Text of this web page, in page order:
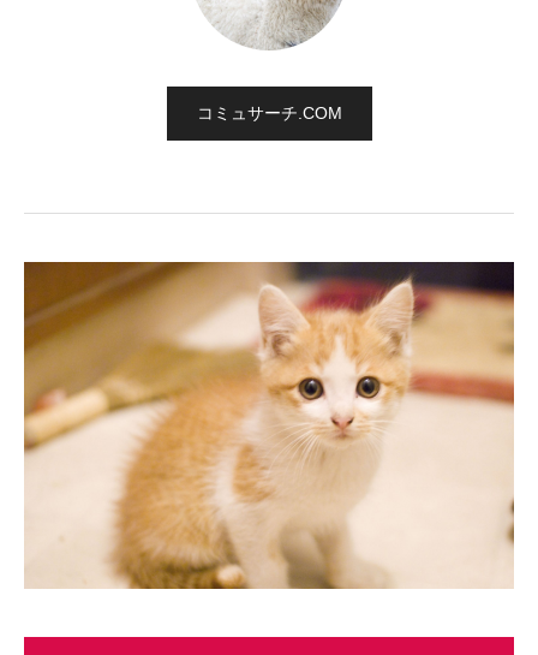
コミュサーチ.COM